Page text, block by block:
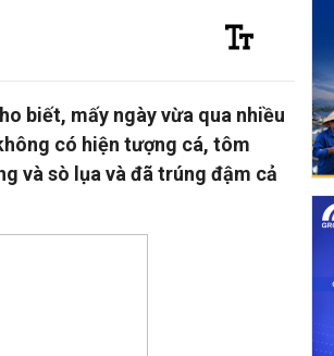
biết, mấy ngày vừa qua nhiều
có hiện tượng cá, tôm
và sò lụa và đã trúng đậm cả